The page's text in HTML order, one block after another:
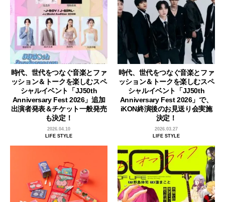
時代、世代をつなぐ音楽とファ
ッション＆トークを楽しむスペ
シャルイベント「JJ50th
Anniversary Fest 2026」追加
出演者発表＆チケット一般発売
も決定！
2026.04.10
LIFE STYLE
時代、世代をつなぐ音楽とファ
ッション＆トークを楽しむスペ
シャルイベント「JJ50th
Anniversary Fest 2026」で、
iKON終演後のお見送り会実施
決定！
2026.03.27
LIFE STYLE